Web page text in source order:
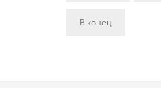
В конец